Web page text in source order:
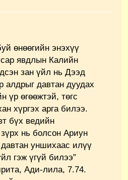
өнөөгийн энэхүү
явдлын Калийн
зан үйл нь Дээд
алдрыг давтан дуудах
үр өгөөжтэй, төгс
хүргэх арга билээ.
бүх ведийн
нь болсон Ариун
давтан уншихаас илүү
гэж үгүй билээ”
Ади-лила, 7.74.